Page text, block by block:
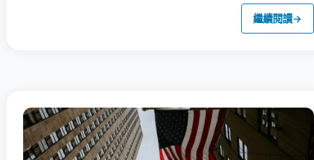
繼續閱讀→